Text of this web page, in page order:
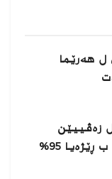
ل هەرێما
ل زه‌ڤییێن
ئەترووشێ و سەرسنكێ ب ڕێژەیا 95%